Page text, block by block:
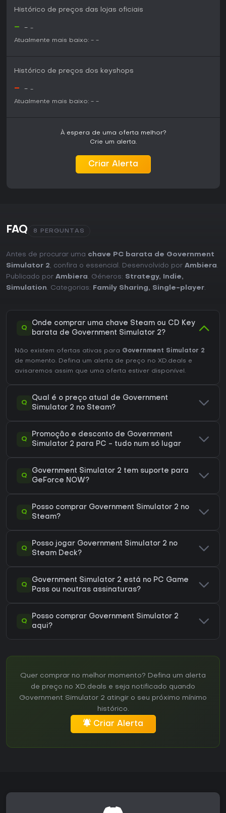
Histórico de preços das lojas oficiais
- - -
Atualmente mais baixo: - -
Histórico de preços dos keyshops
- - -
Atualmente mais baixo: - -
À espera de uma oferta melhor?
Crie um alerta.
Criar Alerta
FAQ 8 PERGUNTAS
Antes de procurar uma chave PC barata de Government
Simulator 2, confira o essencial. Desenvolvido por Ambiera.
Publicado por Ambiera. Géneros: Strategy, Indie,
Simulation. Categorias: Family Sharing, Single-player.
Q
Onde comprar uma chave Steam ou CD Key
barata de Government Simulator 2?
Não existem ofertas ativas para Government Simulator 2
de momento. Defina um alerta de preço no XD.deals e
avisaremos assim que uma oferta estiver disponível.
Q
Qual é o preço atual de Government
Simulator 2 no Steam?
Q
Promoção e desconto de Government
Simulator 2 para PC - tudo num só lugar
Q
Government Simulator 2 tem suporte para
GeForce NOW?
Q
Posso comprar Government Simulator 2 no
Steam?
Q
Posso jogar Government Simulator 2 no
Steam Deck?
Q
Government Simulator 2 está no PC Game
Pass ou noutras assinaturas?
Q
Posso comprar Government Simulator 2
aqui?
Quer comprar no melhor momento? Defina um alerta
de preço no XD.deals e seja notificado quando
Government Simulator 2 atingir o seu próximo mínimo
histórico.
Criar Alerta